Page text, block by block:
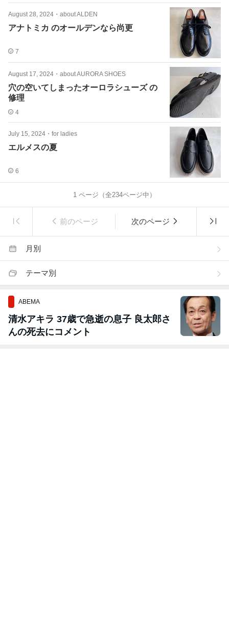
August 28, 2024 ・ about ALDEN
アナトミカ のオールデンなら尚更
7
August 17, 2024 ・ about AURORA SHOES
穴の空いてしまったオーロラシューズ の
修理
4
July 15, 2024 ・ for ladies
エルメスの夏
6
1 ページ（全234ページ中）
前のページ 次のページ
月別
テーマ別
ABEMA
清水アキラ 37歳で急逝の息子 良太郎さ
んの死去にコメント